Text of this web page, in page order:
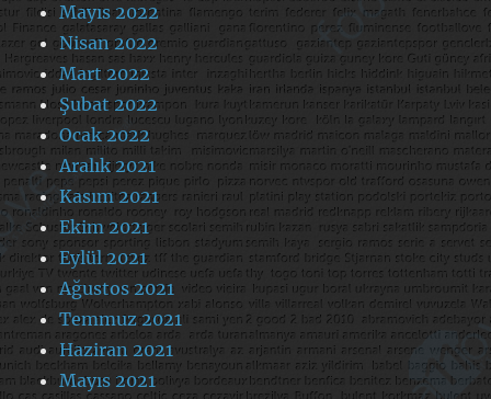
Mayıs 2022
Nisan 2022
Mart 2022
Şubat 2022
Ocak 2022
Aralık 2021
Kasım 2021
Ekim 2021
Eylül 2021
Ağustos 2021
Temmuz 2021
Haziran 2021
Mayıs 2021